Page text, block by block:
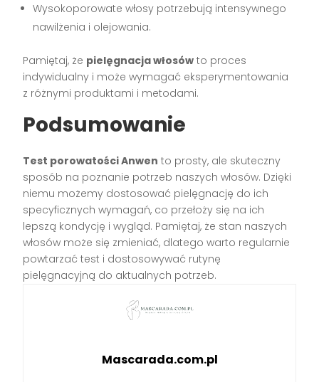
Wysokoporowate włosy potrzebują intensywnego
nawilżenia i olejowania.
Pamiętaj, że pielęgnacja włosów to proces
indywidualny i może wymagać eksperymentowania
z różnymi produktami i metodami.
Podsumowanie
Test porowatości Anwen to prosty, ale skuteczny
sposób na poznanie potrzeb naszych włosów. Dzięki
niemu możemy dostosować pielęgnację do ich
specyficznych wymagań, co przełoży się na ich
lepszą kondycję i wygląd. Pamiętaj, że stan naszych
włosów może się zmieniać, dlatego warto regularnie
powtarzać test i dostosowywać rutynę
pielęgnacyjną do aktualnych potrzeb.
Mascarada.com.pl